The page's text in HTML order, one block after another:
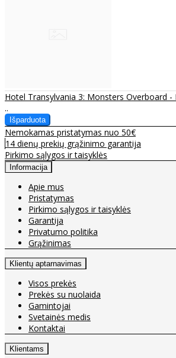
Hotel Transylvania 3: Monsters Overboard -
..
Nemokamas pristatymas nuo 50€
14 dienų prekių grąžinimo garantija
Pirkimo sąlygos ir taisyklės
Informacija
Apie mus
Pristatymas
Pirkimo sąlygos ir taisyklės
Garantija
Privatumo politika
Grąžinimas
Klientų aptarnavimas
Visos prekės
Prekės su nuolaida
Gamintojai
Svetainės medis
Kontaktai
Klientams